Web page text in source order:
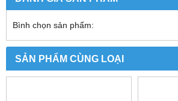
Bình chọn sản phẩm:
SẢN PHẨM CÙNG LOẠI